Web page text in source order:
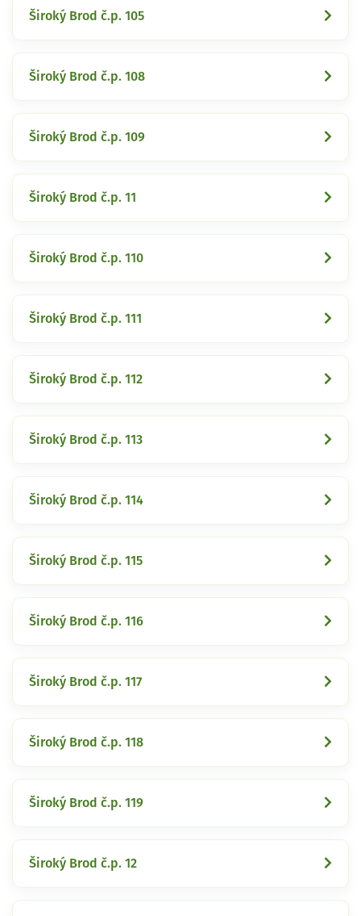
Široký Brod č.p. 105
Široký Brod č.p. 108
Široký Brod č.p. 109
Široký Brod č.p. 11
Široký Brod č.p. 110
Široký Brod č.p. 111
Široký Brod č.p. 112
Široký Brod č.p. 113
Široký Brod č.p. 114
Široký Brod č.p. 115
Široký Brod č.p. 116
Široký Brod č.p. 117
Široký Brod č.p. 118
Široký Brod č.p. 119
Široký Brod č.p. 12